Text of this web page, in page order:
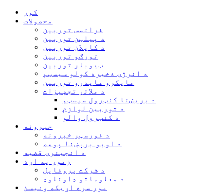
کور
محصولات
فرانسس توربین
د پیلټن توربین
د کاپلان توربین
تورګو توربین
ټیوبلر توربین
د انرژۍ ذخیره کولو سیسټم
مایکرو هایدرو توربین
د ملاتړ تجهیزات
د بریښنا کنټرول سیسټم
د توربین لوازم
د کنټرول والو
خبرونه
د فورسټر خبرونه
د اوبو برېښنا پوهه
د انجینرۍ قضیه
زموږ په اړه
د شرکت پروفایل
د معلوماتو ډاونلوډ
موږ سره اړیکه ونیسئ